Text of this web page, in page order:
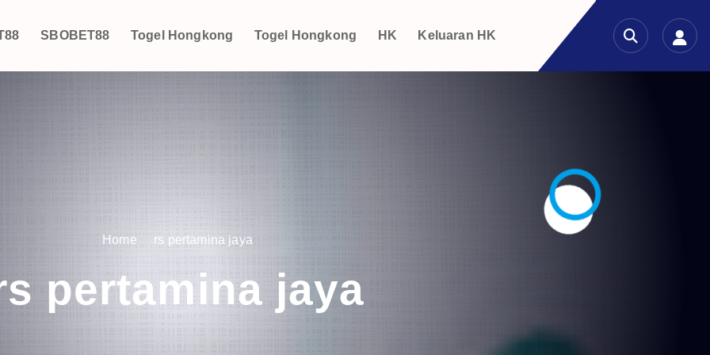
SBOBET88 Togel Hongkong Togel Hongkong HK Keluaran HK
Home rs pertamina jaya
pertamina jaya